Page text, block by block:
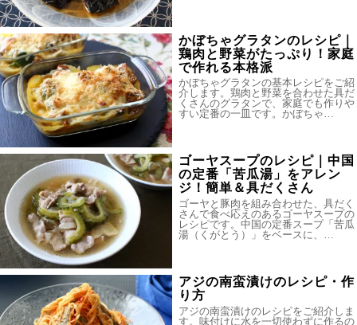
かぼちゃグラタンのレシピ｜
鶏肉と野菜がたっぷり！家庭
で作れる本格派
かぼちゃグラタンの基本レシピをご紹
介します。鶏肉と野菜を合わせた具だ
くさんのグラタンで、家庭でも作りや
すい定番の一皿です。かぼちゃ…
ゴーヤスープのレシピ｜中国
の定番「苦瓜湯」をアレン
ジ！簡単＆具だくさん
ゴーヤと豚肉を組み合わせた、具だく
さんで食べ応えのあるゴーヤスープの
レシピです。中国の定番スープ「苦瓜
湯（くがとう）」をベースに、…
アジの南蛮漬けのレシピ・作
り方
アジの南蛮漬けのレシピをご紹介しま
す。味付けに水を一切使わずに作るの